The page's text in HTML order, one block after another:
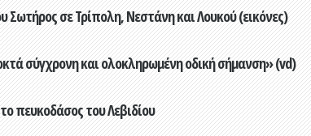
σε Τρίπολη, Νεστάνη και Λουκού (εικόνες)
σύγχρονη και ολοκληρωμένη οδική σήμανση» (vd)
το πευκοδάσος του Λεβιδίου